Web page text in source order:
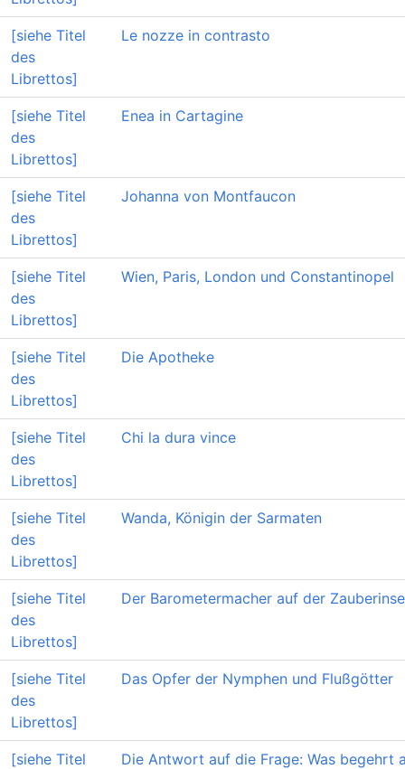
[siehe Titel
des
Librettos]
Le nozze in contrasto
[siehe Titel
des
Librettos]
Enea in Cartagine
[siehe Titel
des
Librettos]
Johanna von Montfaucon
[siehe Titel
des
Librettos]
Wien, Paris, London und Constantinopel
[siehe Titel
des
Librettos]
Die Apotheke
[siehe Titel
des
Librettos]
Chi la dura vince
[siehe Titel
des
Librettos]
Wanda, Königin der Sarmaten
[siehe Titel
des
Librettos]
Der Barometermacher auf der
[siehe Titel
des
Librettos]
Das Opfer der Nymphen und Flußgötter
[siehe Titel
Die Antwort auf die Frage: Was begehrt